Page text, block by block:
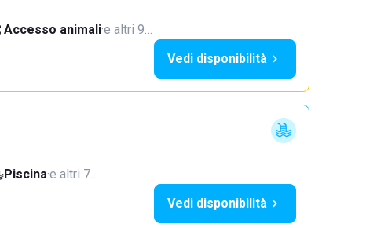
Accesso animali·e altri 9…
Vedi disponibilità
Piscina·e altri 7…
Vedi disponibilità